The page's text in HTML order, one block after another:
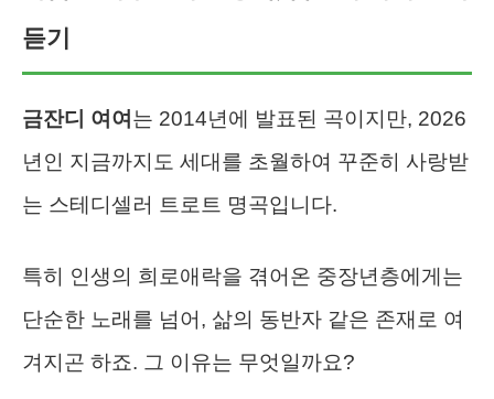
듣기
금잔디 여여 는 2014년에 발표된 곡이지만, 2026
년인 지금까지도 세대를 초월하여 꾸준히 사랑받
는 스테디셀러 트로트 명곡입니다.
특히 인생의 희로애락을 겪어온 중장년층에게는
단순한 노래를 넘어, 삶의 동반자 같은 존재로 여
겨지곤 하죠. 그 이유는 무엇일까요?